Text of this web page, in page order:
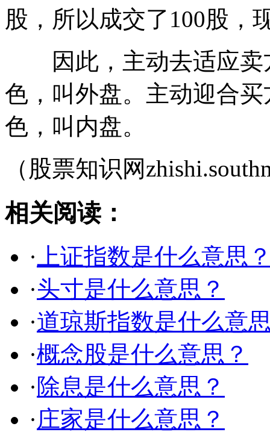
股，所以成交了100股，
因此，主动去适应卖
色，叫外盘。主动迎合
色，叫内盘。
（股票知识网
相关阅读：
· 上证指数是什么意思
·头寸是什么意思？
·道琼斯指数是什么意
·概念股是什么意思？
·除息是什么意思？
·庄家是什么意思？